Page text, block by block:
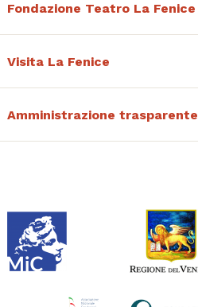
Fondazione Teatro La Fenice
Visita La Fenice
Amministrazione trasparente